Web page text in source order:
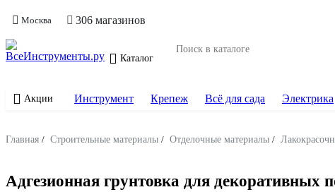
Москва 306 магазинов
Каталог
Акции Инструмент Крепеж Всё для сада Электрика
Главная / Строительные материалы / Отделочные материалы /
Адгезионная грунтовка для